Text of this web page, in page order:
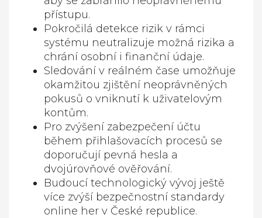
přístupu.
Pokročilá detekce rizik v rámci
systému neutralizuje možná rizika a
chrání osobní i finanční údaje.
Sledování v reálném čase umožňuje
okamžitou zjištění neoprávněných
pokusů o vniknutí k uživatelovým
kontům.
Pro zvýšení zabezpečení účtu
během přihlašovacích procesů se
doporučují pevná hesla a
dvojúrovňové ověřování.
Budoucí technologický vývoj ještě
více zvýší bezpečnostní standardy
online her v České republice.